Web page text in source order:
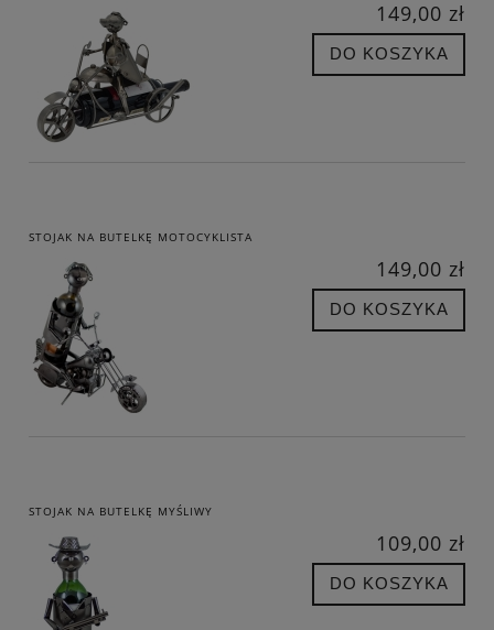
149,00 zł
DO KOSZYKA
STOJAK NA BUTELKĘ MOTOCYKLISTA
149,00 zł
DO KOSZYKA
STOJAK NA BUTELKĘ MYŚLIWY
109,00 zł
DO KOSZYKA